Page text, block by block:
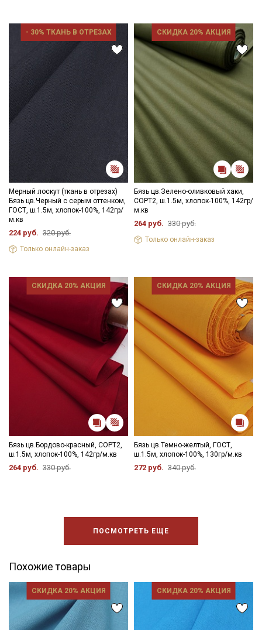
- 30% ТКАНЬ В ОТРЕЗАХ
Мерный лоскут (ткань в отрезах)
Бязь цв.Черный с серым оттенком,
ГОСТ, ш.1.5м, хлопок-100%, 142гр/
м.кв
224 руб. 320 руб.
Только онлайн-заказ
СКИДКА 20% АКЦИЯ
Бязь цв.Зелено-оливковый хаки,
СОРТ2, ш.1.5м, хлопок-100%, 142гр/
м.кв
264 руб. 330 руб.
Только онлайн-заказ
СКИДКА 20% АКЦИЯ
Бязь цв.Бордово-красный, СОРТ2,
ш.1.5м, хлопок-100%, 142гр/м.кв
264 руб. 330 руб.
СКИДКА 20% АКЦИЯ
Бязь цв.Темно-желтый, ГОСТ,
ш.1.5м, хлопок-100%, 130гр/м.кв
272 руб. 340 руб.
ПОСМОТРЕТЬ ЕЩЕ
Похожие товары
СКИДКА 20% АКЦИЯ СКИДКА 20% АКЦИЯ
данных
ДаюСогласие на получение рекламных и
информационных рассылок